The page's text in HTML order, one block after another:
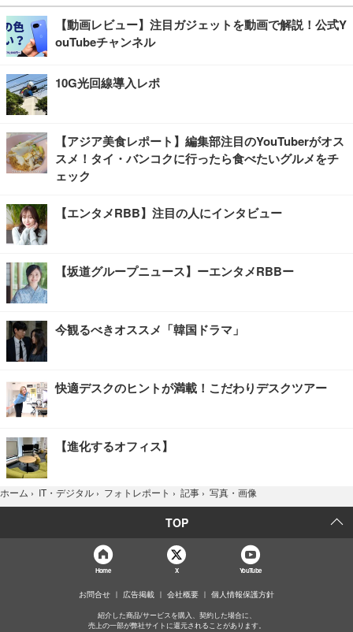
【動画レビュー】注目ガジェットを動画で解説！公式Y
ouTubeチャンネル
10G光回線導入レポ
【アジア美食レポート】編集部注目のYouTuberがオス
スメ！タイ・バンコクに行ったら食べたいグルメをチ
ェック
【エンタメRBB】注目の人にインタビュー
【坂道グループニュース】ーエンタメRBBー
今観るべきオススメ「韓国ドラマ」
快適デスクのヒントが満載！こだわりデスクツアー
【進化するオフィス】
ホーム › IT・デジタル › フォトレポート › 記事 › 写真・画像
TOP
Home X YouTube
お問合せ 広告掲載 会社概要 個人情報保護方針
紹介した商品/サービスを購入、契約した場合に、
売上の一部が弊社サイトに還元されることがあります。